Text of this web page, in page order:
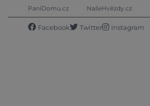
PaníDomu.cz NašeHvězdy.cz
Facebook Twitter Instagram